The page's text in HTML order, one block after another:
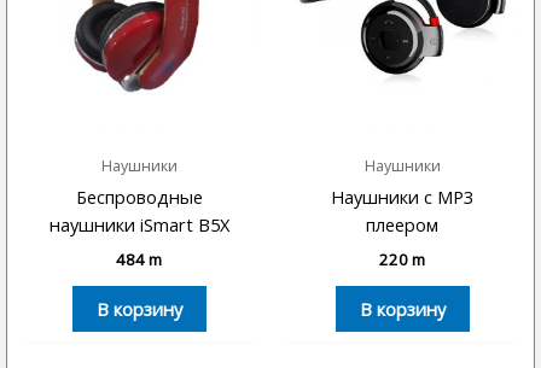
Наушники
Беспроводные
наушники iSmart B5X
484m
В корзину
Наушники
Наушники с MP3
плеером
220m
В корзину